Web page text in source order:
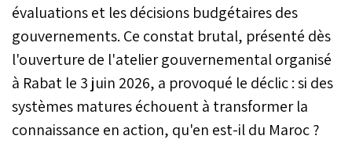
évaluations et les décisions budgétaires des
gouvernements. Ce constat brutal, présenté dès
l'ouverture de l'atelier gouvernemental organisé
à Rabat le 3 juin 2026, a provoqué le déclic : si des
systèmes matures échouent à transformer la
connaissance en action, qu'en est-il du Maroc ?